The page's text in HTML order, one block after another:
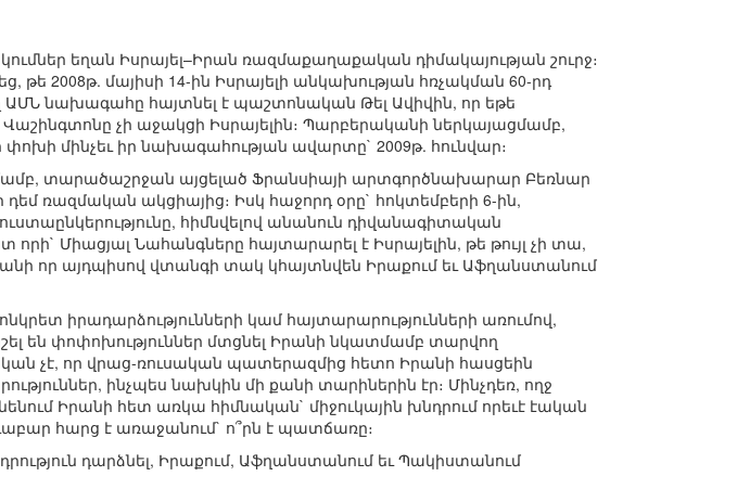
եղան Իսրայել–Իրան ռազմաքաղաքական դիմակայության շուրջ։
թե 2008թ. մայիսի 14-ին Իսրայելի անկախության հռչակման 60-րդ
նախագահը հայտնել է պաշտոնական Թել Ավիվին, որ եթե
չի աջակցի Իսրայելին։ Պարբերականի ներկայացմամբ,
փոխի մինչեւ իր նախագահության ավարտը` 2009թ. հունվար։
տարածաշրջան այցելած Ֆրանսիայի արտգործնախարար Բեռնար
դեմ ռազմական ակցիայից։ Իսկ հաջորդ օրը` հոկտեմբերի 6-ին,
հիմնվելով անանուն դիվանագիտական
Միացյալ Նահանգները հայտարարել է Իսրայելին, թե թույլ չի տա,
որ այդպիսով վտանգի տակ կհայտնվեն Իրաքում եւ Աֆղանստանում
իրադարձությունների կամ հայտարարությունների առումով,
են փոփոխություններ մտցնել Իրանի նկատմամբ տարվող
չէ, որ վրաց-ռուսական պատերազմից հետո Իրանի հասցեին
ինչպես նախկին մի քանի տարիներին էր։ Մինչդեռ, ողջ
Իրանի հետ առկա հիմնական` միջուկային խնդրում որեւէ էական
հարց է առաջանում` ո՞րն է պատճառը։
դարձնել, Իրաքում, Աֆղանստանում եւ Պակիստանում